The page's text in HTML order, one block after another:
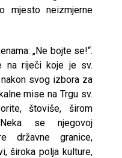
mjesto neizmjerne
„Ne bojte se!“.
na riječi koje je sv.
svog izbora za
mise na Trgu sv.
štoviše, širom
se njegovoj
državne granice,
široka polja kulture,